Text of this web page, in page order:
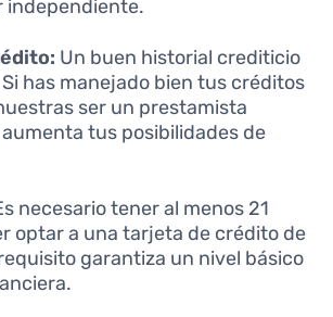
independiente.
Un buen historial crediticio
has manejado bien tus créditos
ser un prestamista
tus posibilidades de
necesario tener al menos 21
optar a una tarjeta de crédito de
garantiza un nivel básico